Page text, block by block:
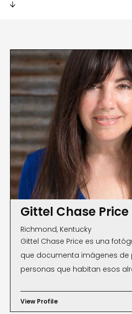

Gittel Chase Price
Richmond, Kentucky
Gittel Chase Price es una
que documenta imágenes de
personas que habitan esos
en las portadas de revistas y
exhibido internacionalmente
View Profile